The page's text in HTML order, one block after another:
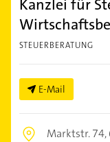
Kanzlei für
STEUERBERATUNG
E-Mail
Marktstr. 74,